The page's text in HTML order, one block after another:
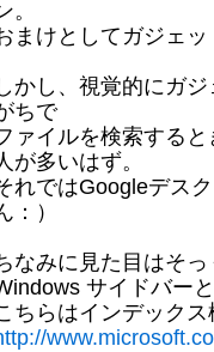
。
まけとしてガジェ
かし、視覚的にガ
ちで
ァイルを検索する
が多いはず。
れではGoogleデス
：）
なみに見た目はそ
サイドバー
ちらはインデック